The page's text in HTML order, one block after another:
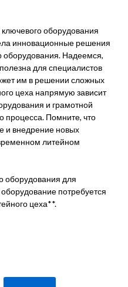
оборудования
инновационные решения
Надеемся,
для специалистов
им в решении сложных
цеха напрямую зависит
и грамотной
процесса. Помните, что
и внедрение новых
литейном
оборудования для
потребуется
цеха**.